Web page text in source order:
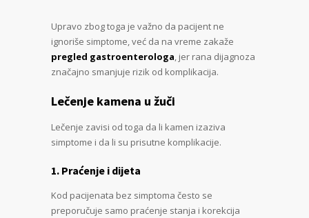
Upravo zbog toga je važno da pacijent ne
ignoriše simptome, već da na vreme zakaže
pregled gastroenterologa, jer rana dijagnoza
značajno smanjuje rizik od komplikacija.
Lečenje kamena u žuči
Lečenje zavisi od toga da li kamen izaziva
simptome i da li su prisutne komplikacije.
1. Praćenje i dijeta
Kod pacijenata bez simptoma često se
preporučuje samo praćenje stanja i korekcija